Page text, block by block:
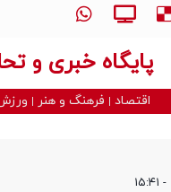
پایگاه خبری و
اقتصاد فرهنگ و هنر
- ۱۵:۴۱